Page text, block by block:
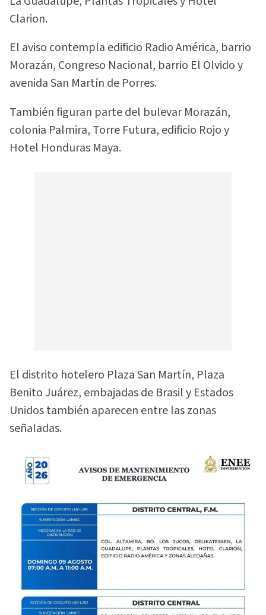
Clarion.
El aviso contempla edificio Radio América, barrio
Morazán, Congreso Nacional, barrio El Olvido y
avenida San Martín de Porres.
También figuran parte del bulevar Morazán,
colonia Palmira, Torre Futura, edificio Rojo y
Hotel Honduras Maya.
El distrito hotelero Plaza San Martín, Plaza
Benito Juárez, embajadas de Brasil y Estados
Unidos también aparecen entre las zonas
señaladas.